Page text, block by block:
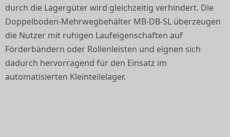
durch die Lagergüter wird gleichzeitig verhindert. Die
Doppelboden-Mehrwegbehälter MB-DB-SL überzeugen
die Nutzer mit ruhigen Laufeigenschaften auf
Förderbändern oder Rollenleisten und eignen sich
dadurch hervorragend für den Einsatz im
automatisierten Kleinteilelager.